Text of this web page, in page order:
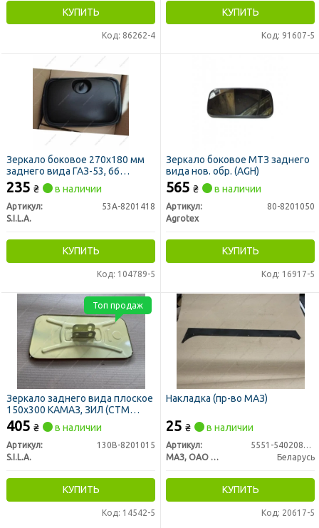
КУПИТЬ
Код: 86262-4
КУПИТЬ
Код: 91607-5
Зеркало боковое 270х180 мм
заднего вида ГАЗ-53, 66
широкоугольное
235 ₴ в наличии
Артикул:
53А-8201418
S.I.L.A.
КУПИТЬ
Код: 104789-5
Зеркало боковое МТЗ заднего
вида нов. обр. (AGH)
565 ₴ в наличии
Артикул:
80-8201050
Agrotex
КУПИТЬ
Код: 16917-5
Зеркало заднего вида плоское
150х300 КАМАЗ, ЗИЛ (СТМ
S.I.L.A.)
405 ₴ в наличии
Артикул:
130В-8201015
S.I.L.A.
КУПИТЬ
Код: 14542-5
Топ продаж
Накладка (пр-во МАЗ)
25 ₴ в наличии
Артикул:
5551-5402081-01
МАЗ, ОАО «Минский автомобильный завод»
Беларусь
КУПИТЬ
Код: 20617-5